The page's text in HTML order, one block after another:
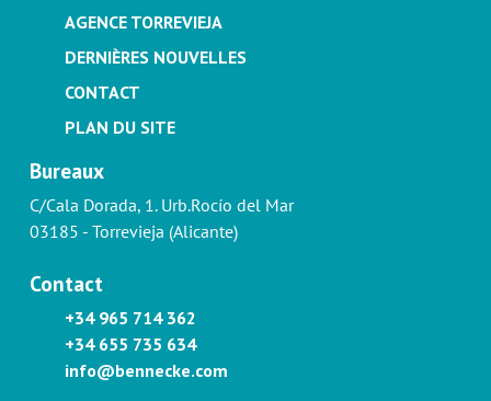
AGENCE TORREVIEJA
DERNIÈRES NOUVELLES
CONTACT
PLAN DU SITE
Bureaux
C/Cala Dorada, 1. Urb.Rocío del Mar
03185 - Torrevieja (Alicante)
Contact
+34 965 714 362
+34 655 735 634
info@bennecke.com